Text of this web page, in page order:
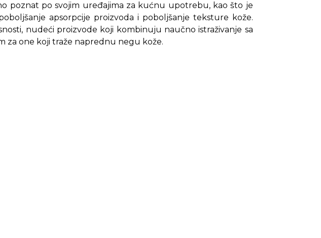
poznat po svojim uređajima za kućnu upotrebu, kao što je
apsorpcije proizvoda i poboljšanje teksture kože.
nudeći proizvode koji kombinuju naučno istraživanje sa
za one koji traže naprednu negu kože.